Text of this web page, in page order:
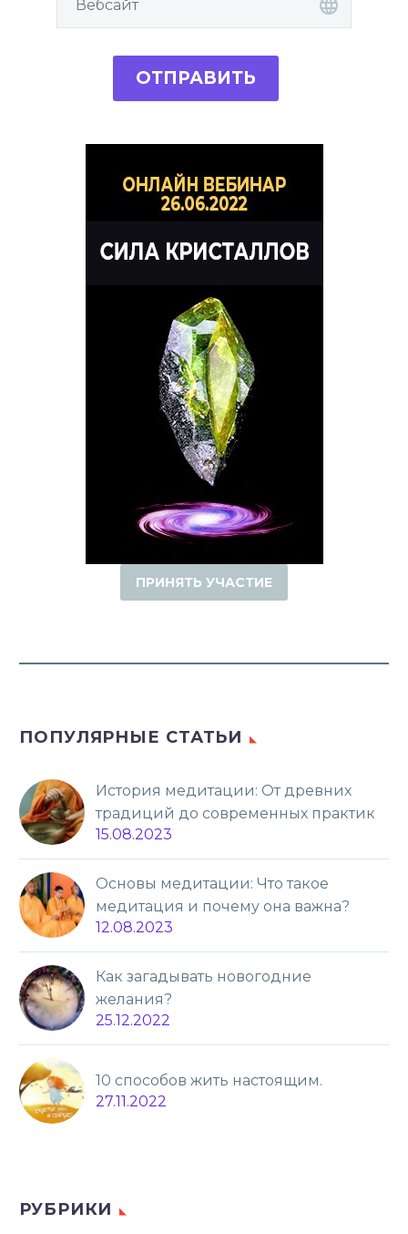
ОТПРАВИТЬ
ПРИНЯТЬ УЧАСТИЕ
ПОПУЛЯРНЫЕ СТАТЬИ
История медитации: От древних
традиций до современных практик
15.08.2023
Основы медитации: Что такое
медитация и почему она важна?
12.08.2023
Как загадывать новогодние
желания?
25.12.2022
10 способов жить настоящим.
27.11.2022
РУБРИКИ